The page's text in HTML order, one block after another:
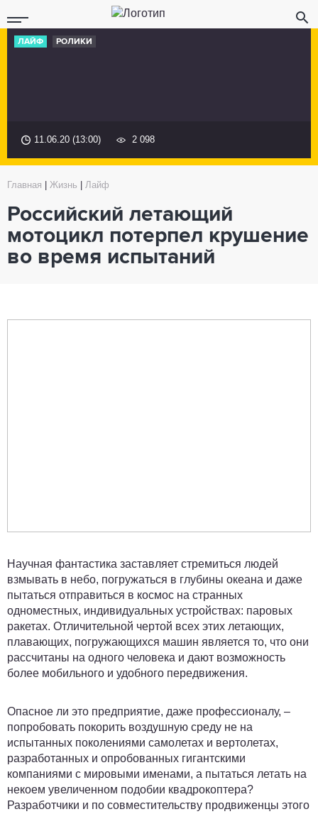
ЛАЙФ РОЛИКИ
11.06.20 (13:00) 2 098
Главная Жизнь Лайф
Российский летающий
мотоцикл потерпел крушение
во время испытаний
Научная фантастика заставляет стремиться людей
взмывать в небо, погружаться в глубины океана и даже
пытаться отправиться в космос на странных
одноместных, индивидуальных устройствах: паровых
ракетах. Отличительной чертой всех этих летающих,
плавающих, погружающихся машин является то, что они
рассчитаны на одного человека и дают возможность
более мобильного и удобного передвижения.
Опасное ли это предприятие, даже профессионалу, –
попробовать покорить воздушную среду не на
испытанных поколениями самолетах и вертолетах,
разработанных и опробованных гигантскими
компаниями с мировыми именами, а пытаться летать на
некоем увеличенном подобии квадрокоптера?
Разработчики и по совместительству продвиженцы этого